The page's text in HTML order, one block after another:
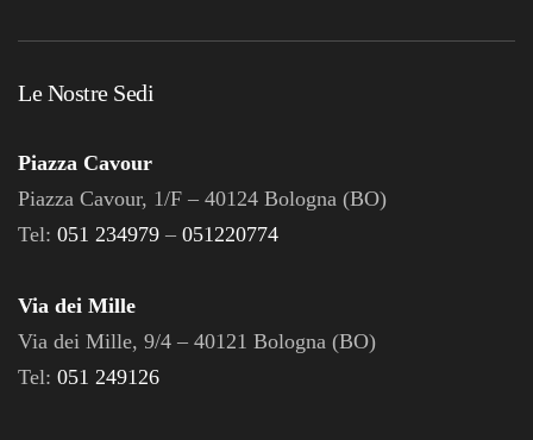
Le Nostre Sedi
Piazza Cavour
Piazza Cavour, 1/F – 40124 Bologna (BO)
Tel: 051 234979 – 051220774
Via dei Mille
Via dei Mille, 9/4 – 40121 Bologna (BO)
Tel: 051 249126